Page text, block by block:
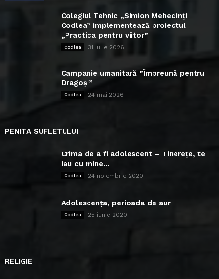
Colegiul Tehnic „Simion Mehedinți
Codlea” implementează proiectul
„Practica pentru viitor”
Codlea 31 iulie 2026
Campanie umanitară ”Împreună pentru
Dragoș!”
Codlea 24 mai 2026
PENITA SUFLETULUI
Crima de a fi adolescent – Tinerețe, te
iau cu mine...
Codlea 24 noiembrie 2020
Adolescența, perioada de aur
Codlea 25 iunie 2020
RELIGIE